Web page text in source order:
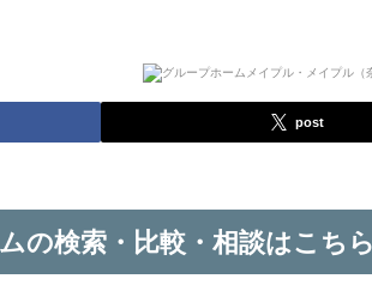
post
の検索・比較・相談はこち